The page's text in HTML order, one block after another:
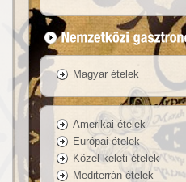
Magyar ételek
Amerikai ételek
Európai ételek
Közel-keleti ételek
Mediterrán ételek